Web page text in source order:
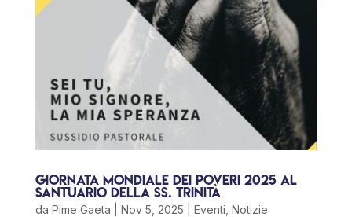
Giornata Mondiale dei Poveri 2025 al
Santuario della SS. Trinità
da Pime Gaeta Nov 5, 2025 Eventi Notizie